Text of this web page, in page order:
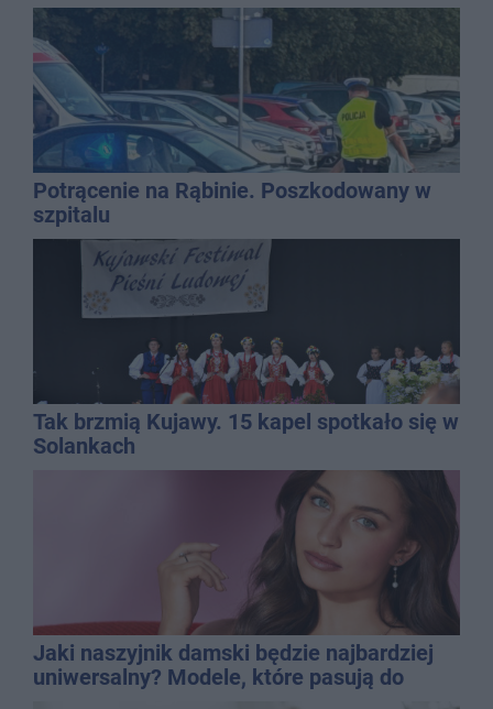
Potrącenie na Rąbinie. Poszkodowany w
szpitalu
Tak brzmią Kujawy. 15 kapel spotkało się w
Solankach
Jaki naszyjnik damski będzie najbardziej
uniwersalny? Modele, które pasują do